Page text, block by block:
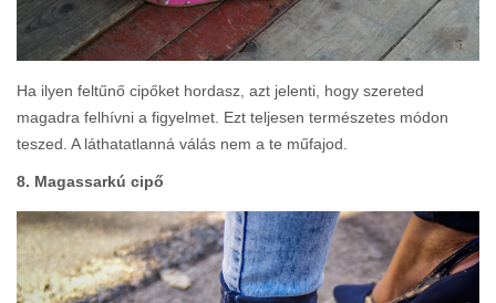
Ha ilyen feltűnő cipőket hordasz, azt jelenti, hogy szereted
magadra felhívni a figyelmet. Ezt teljesen természetes módon
teszed. A láthatatlanná válás nem a te műfajod.
8. Magassarkú cipő